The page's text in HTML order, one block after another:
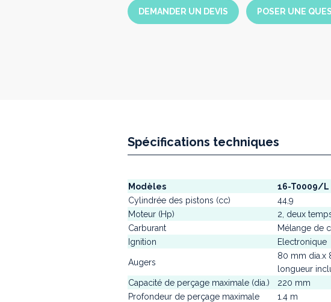
DEMANDER UN DEVIS POSER UNE
Spécifications techniques
Modèles 16-T0009/L
Cylindrée des pistons (cc)
44,9
Moteur (Hp)
2, deux
Carburant
Mélange de
Ignition
Electronique
Augers
80 mm dia.x
longueur
Capacité de perçage maximale (dia.)
220 mm
Profondeur de perçage maximale
1.4 m